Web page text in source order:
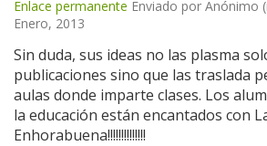
Enlace permanente Enviado por Anónimo
Enero, 2013
Sin duda, sus ideas no las plasma
publicaciones sino que las traslada
aulas donde imparte clases. Los
la educación están encantados con
Enhorabuena!!!!!!!!!!!!!!